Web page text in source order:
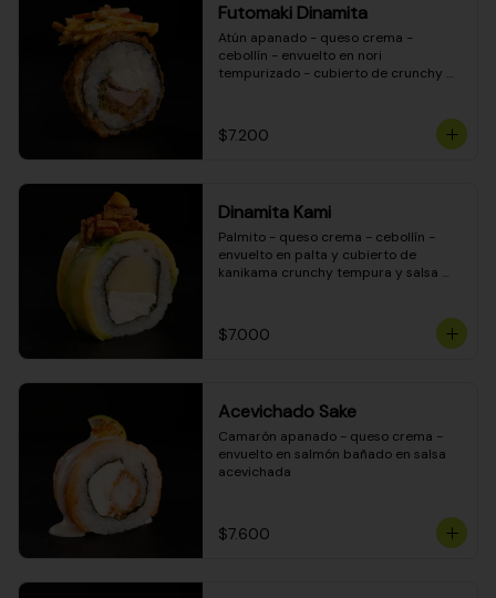
Futomaki Dinamita
Atún apanado - queso crema -
cebollín - envuelto en nori
tempurizado - cubierto de crunchy
$7.200
Dinamita Kami
Palmito - queso crema - cebollín -
envuelto en palta y cubierto de
kanikama crunchy tempura y salsa
$7.000
Acevichado Sake
Camarón apanado - queso crema -
envuelto en salmón bañado en salsa
acevichada
$7.600